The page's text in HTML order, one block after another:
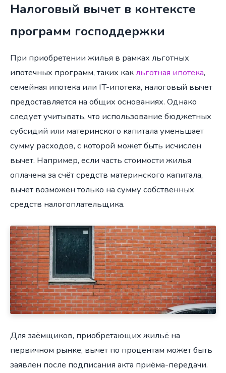
Налоговый вычет в контексте
программ господдержки
При приобретении жилья в рамках льготных
ипотечных программ, таких какльготная ипотека,
семейная ипотека или IT-ипотека, налоговый вычет
предоставляется на общих основаниях. Однако
следует учитывать, что использование бюджетных
субсидий или материнского капитала уменьшает
сумму расходов, с которой может быть исчислен
вычет. Например, если часть стоимости жилья
оплачена за счёт средств материнского капитала,
вычет возможен только на сумму собственных
средств налогоплательщика.
Для заёмщиков, приобретающих жильё на
первичном рынке, вычет по процентам может быть
заявлен после подписания акта приёма-передачи.